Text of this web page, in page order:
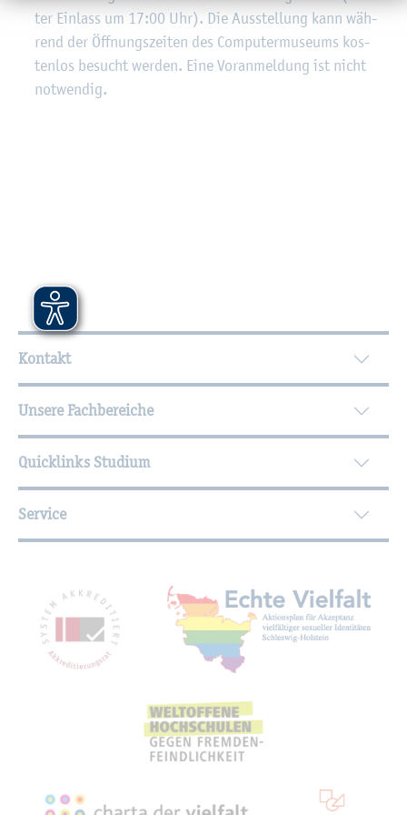
ter Ein­lass um 17:00 Uhr). Die Aus­stel­lung kann wäh­
rend der Öff­nungs­zei­ten des Com­pu­ter­mu­se­ums kos­
ten­los be­sucht wer­den. Eine Vor­anmel­dung ist nicht
not­wen­dig.
Wei­ter­füh­ren­de In­for­ma­tio­nen
Kontakt
Unsere Fachbereiche
Quicklinks Studium
Service
Mit­glied­schaf­ten,